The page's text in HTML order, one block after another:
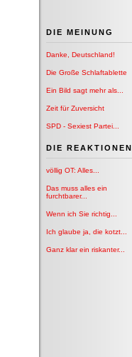
DIE MEINUNG
Danke, Deutschland!
Die Große Schlaftablette
Ein Bild sagt mehr als...
Zeit für Zuversicht
SPD - Sexiest Partei...
DIE REAKTIONEN
völlig OT: Alles...
Das muss alles ein
furchtbarer...
Wenn ich Sie richtig...
Ich glaube ja, die kotzt...
Ganz klar ein riskanter...